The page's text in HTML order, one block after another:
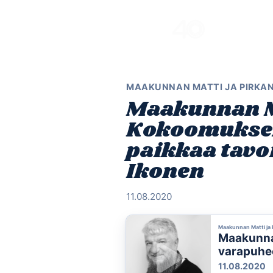
MAAKUNNAN MATTI JA
Maakunnan
paikkaa
Ikonen
11.08.2020
Maakunnan Matti ja
Kaisa
11.08.2020